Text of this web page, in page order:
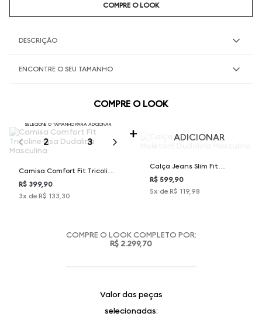
COMPRE O LOOK
DESCRIÇÃO
ENCONTRE O SEU TAMANHO
COMPRE O LOOK
SELECIONE O TAMANHO PARA ADICIONAR
2 3 5 6
Camisa Comfort Fit Tricoline
Lisa Dudalina Masculina
R$ 399,90
3x de R$ 133,30
ADICIONAR
Calça Jeans Slim Fit
Moletom Dudalina
Masculina
R$ 599,90
5x de R$ 119,98
COMPRE O LOOK COMPLETO POR:
R$ 2.299,70
Valor das peças
selecionadas: